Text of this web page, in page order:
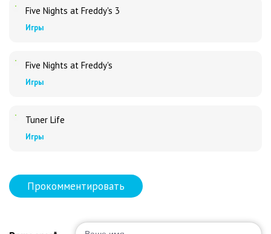
Five Nights at Freddy's 3
Игры
Five Nights at Freddy's
Игры
Tuner Life
Игры
Прокомментировать